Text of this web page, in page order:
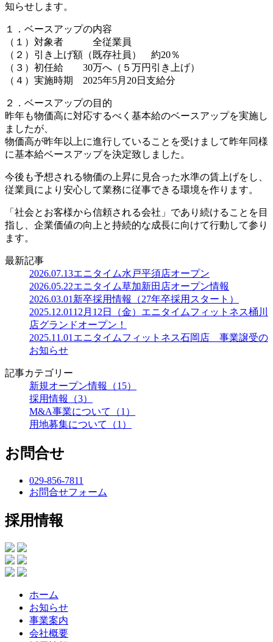
知らせします。
１．ベースアップの内容
（１）対象者 全従業員
（２）引き上げ額（既存社員） 約20％
（３）初任給 30万へ（５万円引き上げ）
（４）実施時期 2025年5月20日支給分
２．ベースアップの目的
昨年も物価高に対応するべく基本給のベースアップを実施し
ましたが、
物価高が昨年以上に進行していることを受けまして昨年同様
に基本給ベースアップを決定致しました。
今後も予想される物価の上昇に見合った水準の賃上げをし、
従業員により安心して業務に従事できる環境を作ります。
「社会とお客様から信頼される会社」であり続けることを目
指し、企業価値の向上と持続的な成長に向けて行動して参り
ます。
最新記事
2026.07.13エニタイム水戸平須店オープン
2026.05.22エニタイム草加新田店オープン情報
2026.03.01 新卒採用情報（27年卒採用スタート）
2025.12.01 12月12日（金）エニタイムフィットネス桶川
店グランドオープン！
2025.11.01 エニタイムフィットネス石岡店 事業譲受の
お知らせ
記事カテゴリー
新規オープン情報（15）
採用情報（3）
M&A事業について（1）
用地募集について（1）
お問合せ
029-856-7811
お問合せフォーム
採用情報
ホーム
お知らせ
事業案内
会社概要